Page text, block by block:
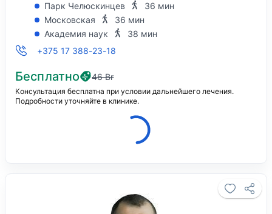
Парк Челюскинцев
36 мин
Московская
36 мин
Академия наук
38 мин
+375 17 388-23-18
Бесплатно 46 Br
Консультация бесплатна при условии дальнейшего лечения.
Подробности уточняйте в клинике.
Клиника закрыта, откроется 10 августа в